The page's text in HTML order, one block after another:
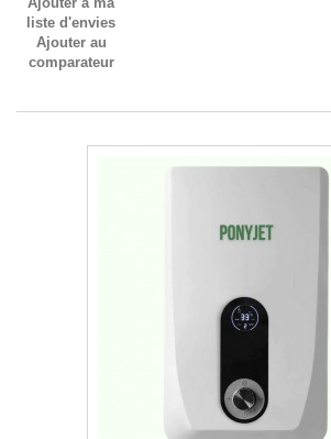
liste d'envies
Ajouter au
comparateur